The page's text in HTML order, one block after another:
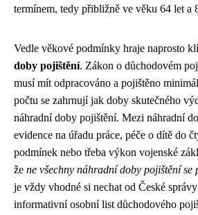
termínem, tedy přibližně ve věku 64 let a
Vedle věkové podmínky hraje naprosto
doby pojištění. Zákon o důchodovém
musí mít odpracováno a pojištěno
počtu se zahrnují jak doby skutečného
náhradní doby pojištění. Mezi náhradní
evidence na úřadu práce, péče o dítě do
podmínek nebo třeba výkon vojenské
že ne všechny náhradní doby pojištění se
je vždy vhodné si nechat od České
informativní osobní list důchodového